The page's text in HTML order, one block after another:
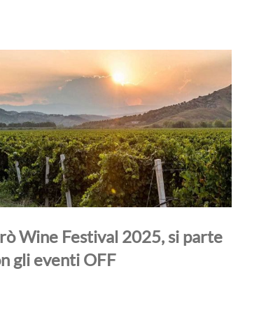
Wine Festival 2025, si parte
gli eventi OFF